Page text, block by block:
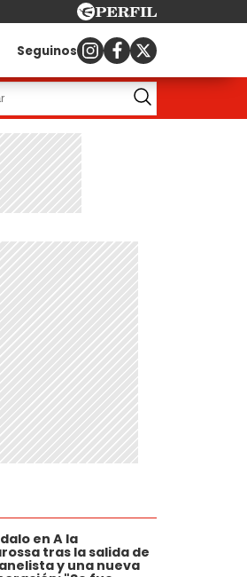
Seguinos
en A la
tras la salida de
y una nueva